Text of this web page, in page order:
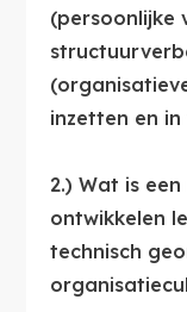
(persoonlijke
inzetten en
2.) Wat is
ontwikkelen
technisch